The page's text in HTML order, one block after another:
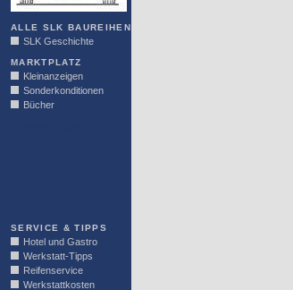
ALLE SLK BAUREIHEN
SLK Geschichte
MARKTPLATZ
Kleinanzeigen
Sonderkonditionen
Bücher
SERVICE & TIPPS
Hotel und Gastro
Werkstatt-Tipps
Reifenservice
Werkstattkosten